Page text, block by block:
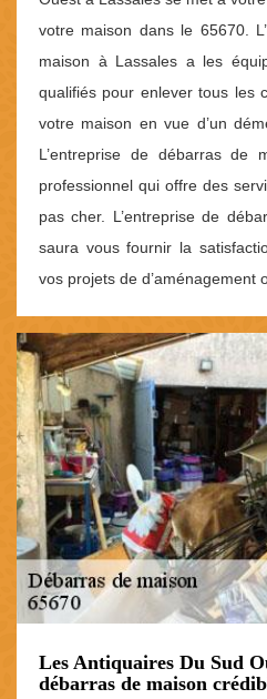
votre maison dans le 65670.
maison à Lassales a les
qualifiés pour enlever tous les
votre maison en vue d’un
L’entreprise de débarras de
professionnel qui offre des
pas cher. L’entreprise de
saura vous fournir la
vos projets de d’aménagement
Les Antiquaires Du Sud
débarras de maison